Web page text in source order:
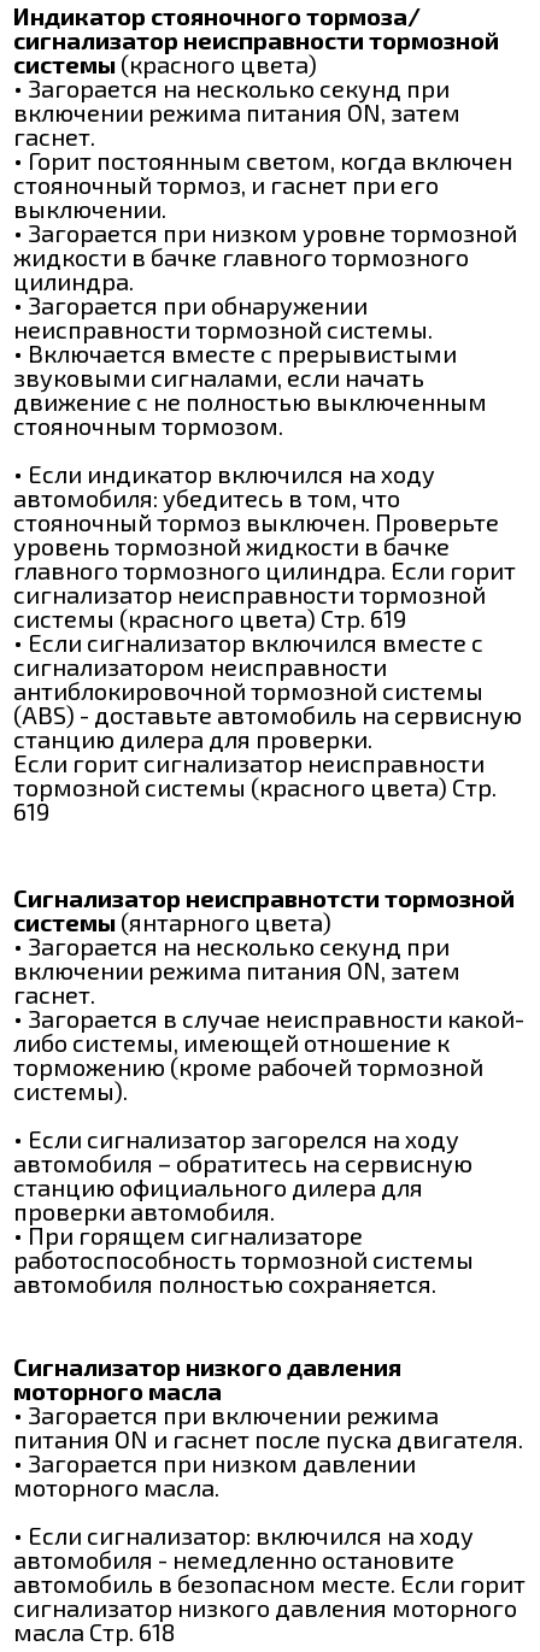
Индикатор стояночного тормоза/
сигнализатор неисправности тормозной
системы (красного цвета)
• Загорается на несколько секунд при
включении режима питания ON, затем
гаснет.
• Горит постоянным светом, когда включен
стояночный тормоз, и гаснет при его
выключении.
• Загорается при низком уровне тормозной
жидкости в бачке главного тормозного
цилиндра.
• Загорается при обнаружении
неисправности тормозной системы.
• Включается вместе с прерывистыми
звуковыми сигналами, если начать
движение с не полностью выключенным
стояночным тормозом.
• Если индикатор включился на ходу
автомобиля: убедитесь в том, что
стояночный тормоз выключен. Проверьте
уровень тормозной жидкости в бачке
главного тормозного цилиндра. Если горит
сигнализатор неисправности тормозной
системы (красного цвета) Стр. 619
• Если сигнализатор включился вместе с
сигнализатором неисправности
антиблокировочной тормозной системы
(ABS) - доставьте автомобиль на сервисную
станцию дилера для проверки.
Если горит сигнализатор неисправности
тормозной системы (красного цвета) Стр.
619
Сигнализатор неисправнотсти тормозной
системы (янтарного цвета)
• Загорается на несколько секунд при
включении режима питания ON, затем
гаснет.
• Загорается в случае неисправности какой-
либо системы, имеющей отношение к
торможению (кроме рабочей тормозной
системы).
• Если сигнализатор загорелся на ходу
автомобиля – обратитесь на сервисную
станцию официального дилера для
проверки автомобиля.
• При горящем сигнализаторе
работоспособность тормозной системы
автомобиля полностью сохраняется.
Сигнализатор низкого давления
моторного масла
• Загорается при включении режима
питания ON и гаснет после пуска двигателя.
• Загорается при низком давлении
моторного масла.
• Если сигнализатор: включился на ходу
автомобиля - немедленно остановите
автомобиль в безопасном месте. Если горит
сигнализатор низкого давления моторного
масла Стр. 618